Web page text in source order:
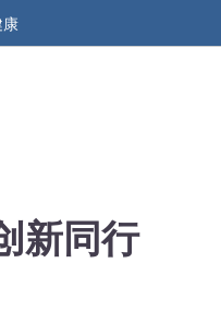
康
新同行